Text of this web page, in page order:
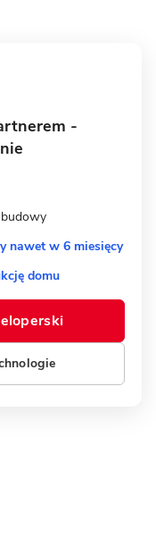
-
budowy
nawet w 6 miesięcy
domu